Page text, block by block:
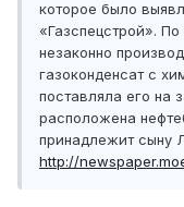
которое было
«Газспецстрой».
незаконно
газоконденсат с
поставляла его на
расположена
принадлежит сыну
http://